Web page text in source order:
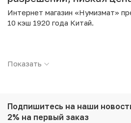
Интернет магазин «Нумизмат»
10 кэш 1920 года Китай.
Страна: Китай
Вес: 6.47 г
Диаметр: 28.4 мм
Показать
Подпишитесь на наши
2% на первый заказ